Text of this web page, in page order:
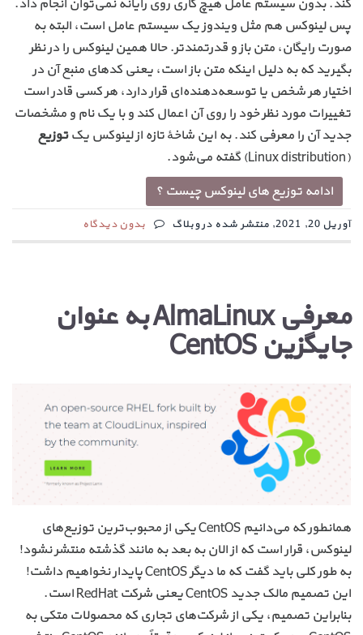
کند. بدون سیستم عامل هیچ کاری روی رایانه نمی‌توان انجام داد.
پس لینوکس هم مثل ویندوز یک سیستم عامل است، البته به
صورت رایگان، متن باز و قدرتمندتر. حالا همین لینوکس را در نظر
بگیرید که به دلیل اینکه متن باز است، یعنی کدهای منبع آن در
اختیار هر شخص یا توسعه‌دهنده‌ای قرار دارد، هر کسی قادر است
تغییرات مورد نظر خود را روی آن اعمال کند و با یک نام و مشخصات
جدید آن را معرفی کند. به این شاخهٔ تازه از لینوکس یکتوزیع
(Linux distribution) گفته می‌شود.
ادامه توزیع های لینوکس چیست ؟
آوریل 20, 2021, منتشر شده در وبلاگ بدون دیدگاه
معرفی AlmaLinux به عنوان
جایگزین CentOS
همانطور که می‌دانیم CentOS یکی از محبوب‌ترین توزیع‌های
لینوکس، قرار است که از الان به بعد به مانند گذشته منتشر نشود!
به طور کلی باید گفت که ما دیگر CentOS پایدار نخواهیم داشت!
این تصمیم مالک جدید CentOS یعنی شرکت RedHat است.
بنابراین تصمیم، یکی از شرکت‌های تجاری که محصولات متکی به